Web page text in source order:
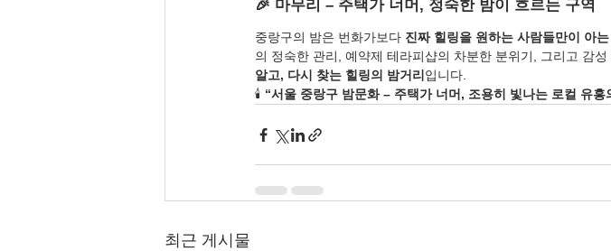
🎉 마무리 – 주택가 너머, 정숙한 밤이 흐르는 구역
중랑구의 밤은 번화가보다 진짜 힐링을 원하는 사람들만이 아는
의 정숙한 관리, 예약제 테라피샵의 차분한 분위기, 그리고 감
알고, 다시 찾는 힐링의 밤거리 입니다.
🕯️ “서울 중랑구 밤문화 – 주택가 너머, 조용히 빛나는 로컬 유흥
최근 게시물